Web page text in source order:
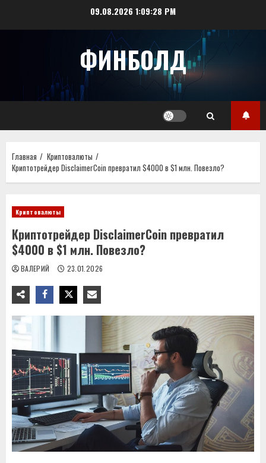
09.08.2026 1:09:28 PM
ФИНБОЛД
Главная
Криптовалюты
Криптотрейдер DisclaimerCoin превратил $4000 в $1 млн. Повезло?
Криптовалюты
Криптотрейдер DisclaimerCoin превратил
$4000 в $1 млн. Повезло?
ВАЛЕРИЙ 23.01.2026